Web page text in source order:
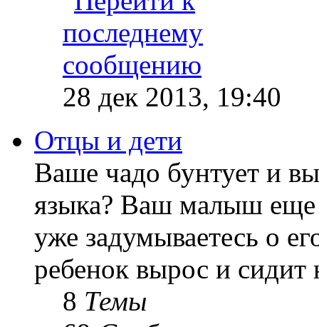
28 дек 2013, 19:40
Отцы и дети
Ваше чадо бунтует и
языка? Ваш малыш еще
уже задумываетесь о
ребенок вырос и сидит
8 Темы